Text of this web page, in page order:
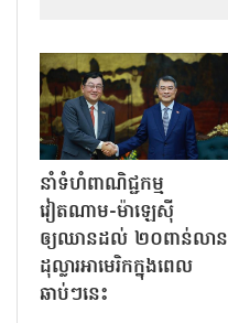
នាំទំហំពាណិជ្ជកម្ម
វៀតណាម-ម៉ាឡេស៊ី
ឲ្យឈានដល់ ២០ពាន់លាន
ដុល្លារអាមេរិកក្នុងពេល
ឆាប់ៗនេះ